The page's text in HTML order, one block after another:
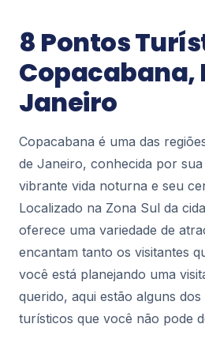
Espetáculos em Cartaz no
Janeiro – Programação
O Rio de Janeiro é muito mais que
paisagens deslumbrantes: a cidade
dos principais polos culturais do
espet...
125
Blog Rio
Rodoviárias no Rio de
Completo, Horários e Dicas
Se você está planejando uma
para, do ou dentro do Rio de
as principais rodoviárias da cidade
186
Blog Rio
Restaurantes com Vista
8 Pontos
Copacabana,
Janeiro
Copacabana é uma das
de Janeiro, conhecida por
vibrante vida noturna e seu
Localizado na Zona Sul da
oferece uma variedade de
encantam tanto os visitantes
você está planejando uma
querido, aqui estão alguns
turísticos que você não pode